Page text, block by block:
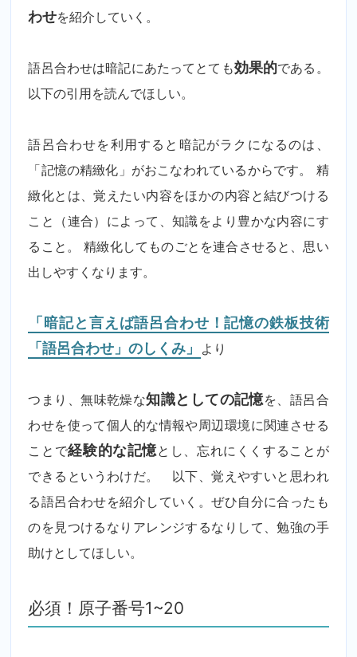
わせを紹介していく。
語呂合わせは暗記にあたってとても効果的である。
以下の引用を読んでほしい。
語呂合わせを利用すると暗記がラクになるのは、
「記憶の精緻化」がおこなわれているからです。 精
緻化とは、覚えたい内容をほかの内容と結びつける
こと（連合）によって、知識をより豊かな内容にす
ること。 精緻化してものごとを連合させると、思い
出しやすくなります。
「暗記と言えば語呂合わせ！記憶の鉄板技術
「語呂合わせ」のしくみ」
より
つまり、無味乾燥な知識としての記憶を、語呂合
わせを使って個人的な情報や周辺環境に関連させる
ことで経験的な記憶とし、忘れにくくすることが
できるというわけだ。 以下、覚えやすいと思われ
る語呂合わせを紹介していく。ぜひ自分に合ったも
のを見つけるなりアレンジするなりして、勉強の手
助けとしてほしい。
必須！原子番号1~20